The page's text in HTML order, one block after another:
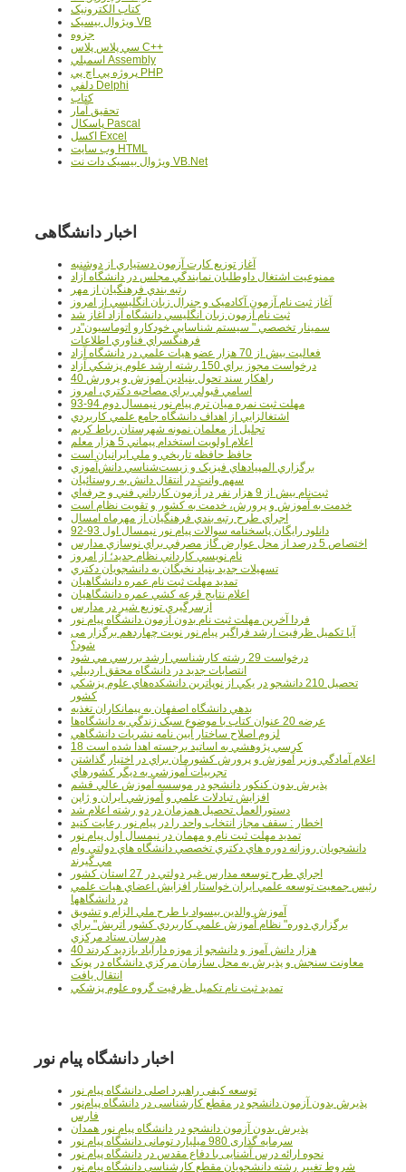
کتاب الکترونيک
ويژوال بيسيک VB
جزوه
سي پلاس پلاس C++
اسمبلي Assembly
پروژه پي اچ پي PHP
دلفي Delphi
کتاب
تحقيق آمار
پاسکال Pascal
اکسل Excel
وب سايت HTML
ويژوال بيسيک دات نت VB.Net
اخبار دانشگاهی
آغاز توزيع کارت آزمون دستياري از دوشنبه
ممنوعيت اشتغال داوطلبان نمايندگي مجلس در دانشگاه آزاد
رتبه بندي فرهنگيان از مهر
آغاز ثبت نام آزمون آکادميک و جنرال زبان انگليسي از امروز
ثبت نام آزمون زبان انگليسي دانشگاه آزاد آغاز شد
سمينار تخصصي " سيستم شناسايي خودکارو اتوماسيون"در
فرهنگسراي فناوري اطلاعات
فعاليت بيش از 70 هزار عضو هيات علمي در دانشگاه آزاد
درخواست مجوز براي 150 رشته ارشد علوم پزشکي آزاد
40 راهکار سند تحول بنيادين آموزش و پرورش
اسامي قبولي براي مصاحبه دکتري، امروز
مهلت ثبت نمره میان ترم پیام نور نیمسال دوم 94-93
اشتغالزايي از اهداف دانشگاه جامع علمي کاربردي
تجليل از معلمان نمونه شهرستان رباط کريم
اعلام اولويت استخدام پيماني 5 هزار معلم
حافظ حافظه تاريخي و ملي ايرانيان است
برگزاري المپيادهاي فيزيک و زيست‌شناسي دانش‌آموزي
سهم وانت در انتقال دانش به روستائيان
ثبت‌نام بيش از 9 هزار نفر در آزمون کارداني فني و حرفه‌اي
خدمت به آموزش و پرورش، خدمت به کشور و تقويت نظام است
اجراي طرح رتبه بندي فرهنگيان از مهرماه امسال
دانلود رایگان پاسخنامه سوالات پیام نور نیمسال اول 93-92
اختصاص 5 درصد از محل عوارض گاز مصرفي براي نوسازي مدارس
نام نويسي کارداني نظام جديد؛ از امروز
تسهيلات جديد بنياد نخبگان به دانشجويان دکتري
تمديد مهلت ثبت نام عمره دانشگاهيان
اعلام نتايج قرعه کشي عمره دانشگاهيان
ازسرگيري توزيع شير در مدارس
فردا آخرین مهلت ثبت نام بدون آزمون دانشگاه پیام نور
آیا تکمیل ظرفیت ارشد فراگیر پیام نور نوبت چهاردهم برگزار می
شود؟
درخواست 29 رشته کارشناسي ارشد بررسي مي شود
انتصابات جديد در دانشگاه محقق اردبيلي
تحصيل 210 دانشجو در يکي از نوپاترين دانشکده‌هاي علوم پزشکي
کشور
بدهي دانشگاه اصفهان به پيمانکاران تغذيه
عرضه 20 عنوان کتاب با موضوع سبک زندگي به دانشگاه‌ها
لزوم اصلاح ساختار آيين نامه نشريات دانشگاهي
18 کرسي پژوهشي به اساتيد برجسته اهدا شده است
اعلام آمادگي وزير آموزش و پرورش کشورمان براي در اختيار گذاشتن
تجربيات آموزشي به ديگر کشورهاي
پذيرش بدون کنکور دانشجو در موسسه آموزش عالي قشم
افزايش تبادلات علمي و آموزشي ايران و ژاپن
دستورالعمل تحصیل همزمان در دو رشته اعلام شد
اخطار : سقف مجاز انتخاب واحد را در پیام نور رعایت کنید
تمدید مهلت ثبت نام و مهمان در نیمسال اول پیام نور
دانشجويان روزانه دوره هاي دكتري تخصصي دانشگاه هاي دولتي وام
مي گيرند
اجراي طرح توسعه مدارس غير دولتي در 27 استان کشور
رئيس جمعيت توسعه علمي ايران خواستار افزايش اعضاي هيات علمي
در دانشگاهها
آموزش والدين بيسواد با طرح ملي الزام و تشويق
برگزاري دوره" نظام آموزش علمي كاربردي كشور اتريش" براي
مدرسان ستاد مرکزي
40 هزار دانش آموز و دانشجو از موزه دارآباد بازديد کردند
معاونت سنجش و پذيرش به محل سازمان مرکزي دانشگاه در پونک
انتقال يافت
تمديد ثبت نام تکميل ظرفيت گروه علوم پزشکي
اخبار دانشگاه پیام نور
توسعه کیفی راهبرد اصلی دانشگاه پیام نور
پذیرش بدون آزمون دانشجو در مقطع کارشناسی در دانشگاه پیام‌نور
فارس
پذیرش بدون آزمون دانشجو در دانشگاه پیام نور همدان
سرمایه گذاری 980 میلیارد تومانی دانشگاه پیام نور
نحوه ارائه درس آشنایی با دفاع مقدس در دانشگاه پیام نور
شروط تغییر رشته دانشجویان مقطع کارشناسی دانشگاه پیام نور